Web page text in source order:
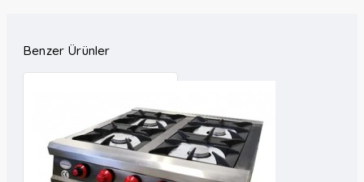
Benzer Ürünler